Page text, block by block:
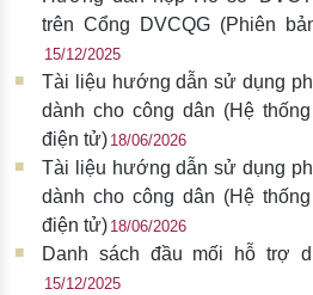
trên Cổng DVCQG (Phiên
15/12/2025
Tài liệu hướng dẫn sử dụng
dành cho công dân (Hệ
điện tử) 18/06/2026
Tài liệu hướng dẫn sử dụng
dành cho công dân (Hệ
điện tử) 18/06/2026
Danh sách đầu mối hỗ trợ
15/12/2025